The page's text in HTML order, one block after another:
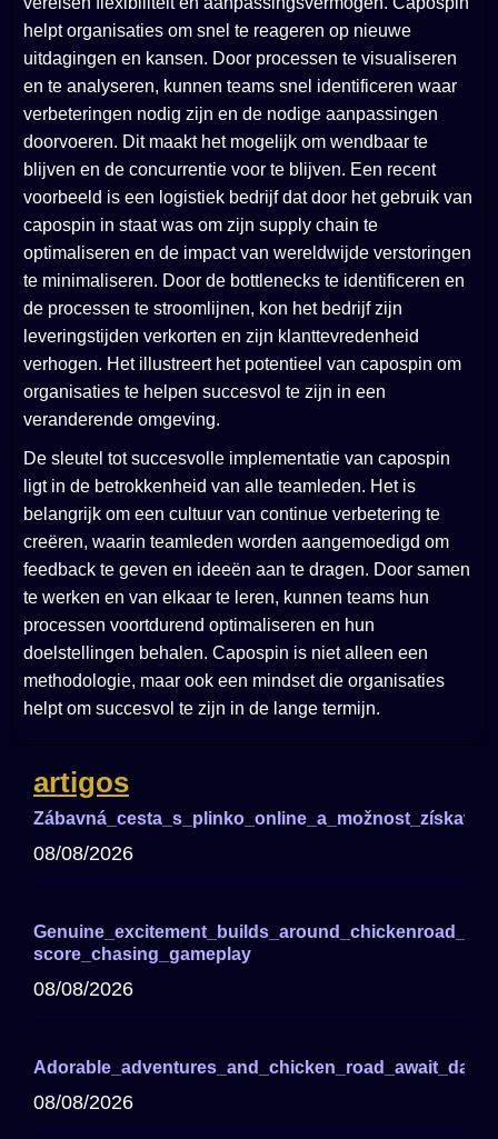
helpt organisaties om snel te reageren op nieuwe
uitdagingen en kansen. Door processen te visualiseren
en te analyseren, kunnen teams snel identificeren waar
verbeteringen nodig zijn en de nodige aanpassingen
doorvoeren. Dit maakt het mogelijk om wendbaar te
blijven en de concurrentie voor te blijven. Een recent
voorbeeld is een logistiek bedrijf dat door het gebruik van
capospin in staat was om zijn supply chain te
optimaliseren en de impact van wereldwijde verstoringen
te minimaliseren. Door de bottlenecks te identificeren en
de processen te stroomlijnen, kon het bedrijf zijn
leveringstijden verkorten en zijn klanttevredenheid
verhogen. Het illustreert het potentieel van capospin om
organisaties te helpen succesvol te zijn in een
veranderende omgeving.
De sleutel tot succesvolle implementatie van capospin
ligt in de betrokkenheid van alle teamleden. Het is
belangrijk om een cultuur van continue verbetering te
creëren, waarin teamleden worden aangemoedigd om
feedback te geven en ideeën aan te dragen. Door samen
te werken en van elkaar te leren, kunnen teams hun
processen voortdurend optimaliseren en hun
doelstellingen behalen. Capospin is niet alleen een
methodologie, maar ook een mindset die organisaties
helpt om succesvol te zijn in de lange termijn.
artigos
08/08/2026
score_chasing_gameplay
08/08/2026
08/08/2026